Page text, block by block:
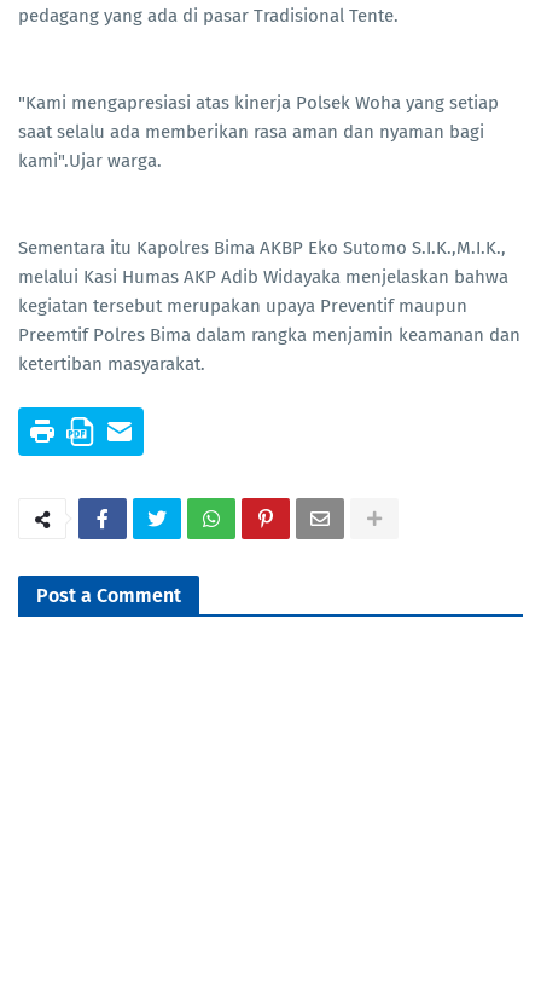
pedagang yang ada di pasar Tradisional Tente.
"Kami mengapresiasi atas kinerja Polsek Woha yang setiap
saat selalu ada memberikan rasa aman dan nyaman bagi
kami".Ujar warga.
Sementara itu Kapolres Bima AKBP Eko Sutomo S.I.K.,M.I.K.,
melalui Kasi Humas AKP Adib Widayaka menjelaskan bahwa
kegiatan tersebut merupakan upaya Preventif maupun
Preemtif Polres Bima dalam rangka menjamin keamanan dan
ketertiban masyarakat.
Post a Comment